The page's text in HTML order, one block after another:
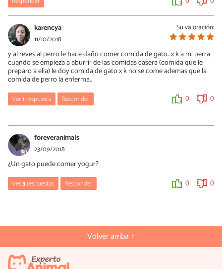
Su valoración:
karencya
11/10/2018
y al reves al perro le hace daño comer comida de gato.. x k a mi perra
cuando se empieza a aburrir de las comidas casera (comida que le
preparo a ella) le doy comida de gato x k no se come ademas que la
comida de perro la enferma..
Ver1respuesta Responder 0 0
12/10/2018
Hola, Karencya. En efecto, también es dañino que los perros
coman comida para gato, te invito a leer el artículo que tenemos
al respecto. Saludos.
0 0
foreveranimals
23/09/2018
¿Un gato puede comer yogur?
Ver3respuestas Responder 0 0
¡Hola! Los gatos NO deben comer yogur ni otros derivados
làcteos, pues les provocan problemas digestivos. Para mayor
informaciòn al respecto, te invito a leer nuestro artìculo
Alimentos prohibidos para gatos. Saludos.
Volver arriba ↑